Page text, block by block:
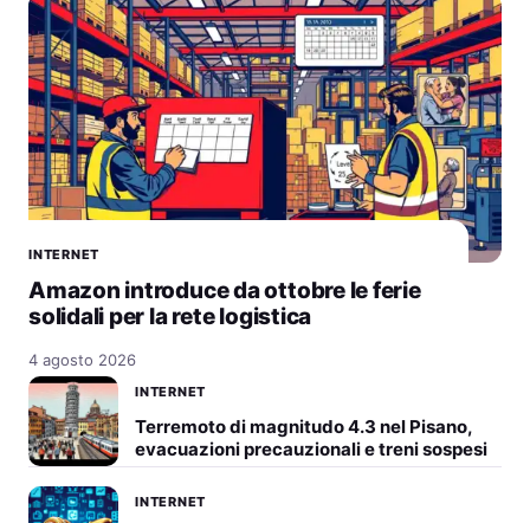
INTERNET
Amazon introduce da ottobre le ferie
solidali per la rete logistica
4 agosto 2026
INTERNET
Terremoto di magnitudo 4.3 nel Pisano,
evacuazioni precauzionali e treni sospesi
INTERNET